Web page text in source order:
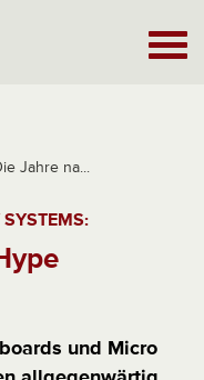
Jahre na...
und Micro